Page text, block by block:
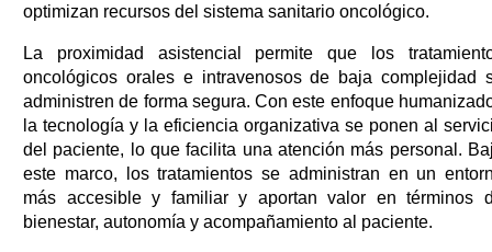
optimizan recursos del sistema sanitario oncológico.
La proximidad asistencial permite que los
oncológicos orales e intravenosos de baja complejidad
administren de forma segura. Con este enfoque
la tecnología y la eficiencia organizativa se ponen al
del paciente, lo que facilita una atención más personal.
este marco, los tratamientos se administran en un
más accesible y familiar y aportan valor en términos
bienestar, autonomía y acompañamiento al paciente.